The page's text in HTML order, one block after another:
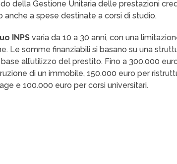
della Gestione Unitaria delle prestazioni
anche a spese destinate a corsi di studio.
INPS varia da 10 a 30 anni, con una
Le somme finanziabili si basano su una
all’utilizzo del prestito. Fino a 300.000
di un immobile, 150.000 euro per
e 100.000 euro per corsi universitari.